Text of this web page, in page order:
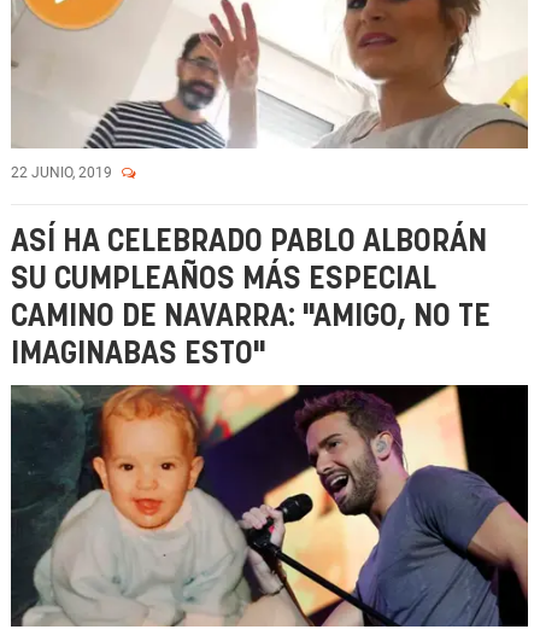
22 JUNIO, 2019
ASÍ HA CELEBRADO PABLO ALBORÁN
SU CUMPLEAÑOS MÁS ESPECIAL
CAMINO DE NAVARRA: "AMIGO, NO TE
IMAGINABAS ESTO"